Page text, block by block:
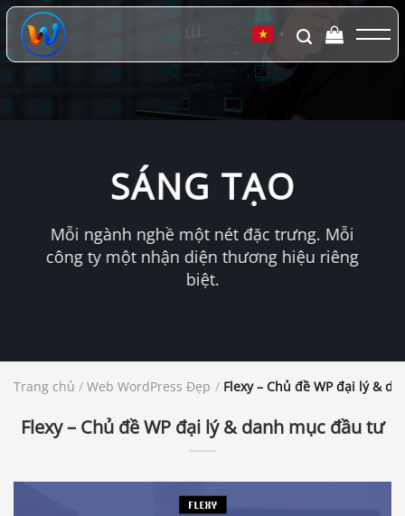
Chuyển
đến
dung
▼
SÁNG TẠO
Mỗi ngành nghề một nét đặc trưng. Mỗi
công ty một nhận diện thương hiệu riêng
biệt.
Trang chủ / Web WordPress Đẹp / Flexy – Chủ đề WP đại lý &
Flexy – Chủ đề WP đại lý & danh mục đầu tư